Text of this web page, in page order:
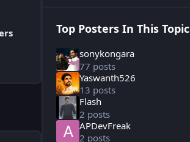
Top Posters In This Topic
sonykongara
77 posts
Yaswanth526
13 posts
Flash
2 posts
APDevFreak
2 posts